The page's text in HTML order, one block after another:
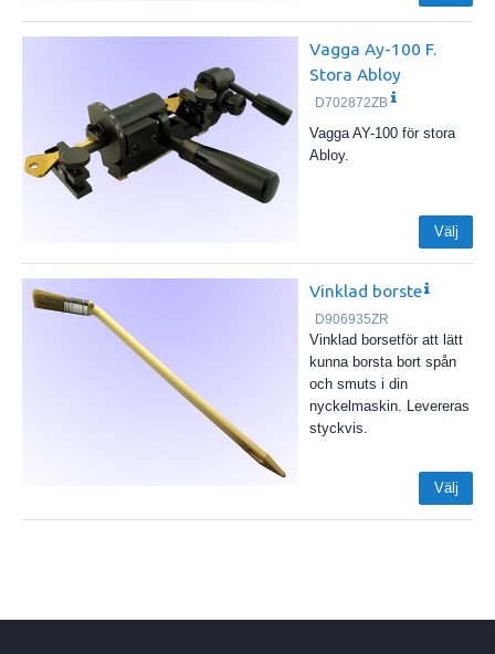
Vagga Ay-100 F.
Stora Abloy
D702872ZB
Vagga AY-100 för stora
Abloy.
Välj
Vinklad borste
D906935ZR
Vinklad borsetför att lätt
kunna borsta bort spån
och smuts i din
nyckelmaskin. Levereras
styckvis.
Välj